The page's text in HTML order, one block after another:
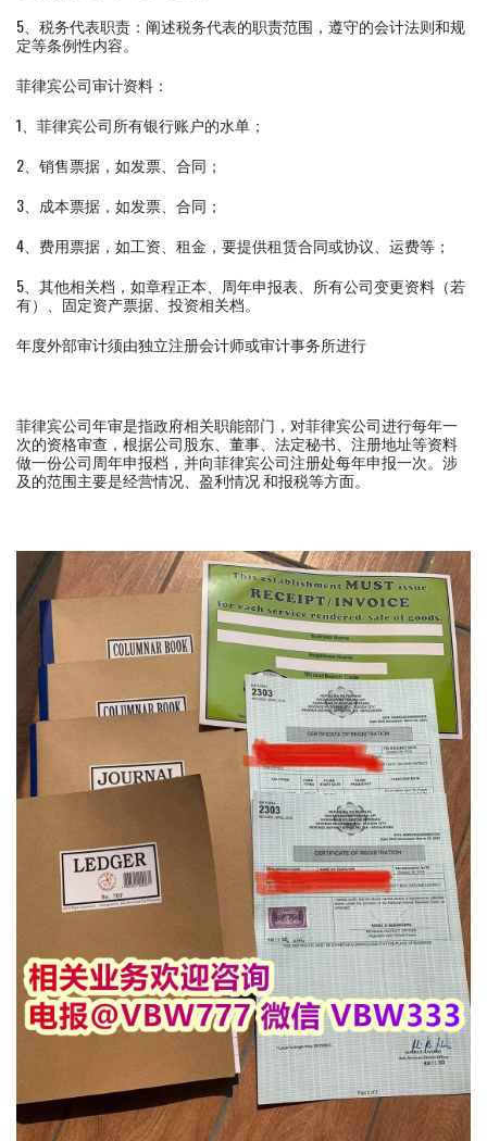
5、税务代表职责：阐述税务代表的职责范围，遵守的会计法则和规
定等条例性内容。
菲律宾公司审计资料：
1、菲律宾公司所有银行账户的水单；
2、销售票据，如发票、合同；
3、成本票据，如发票、合同；
4、费用票据，如工资、租金，要提供租赁合同或协议、运费等；
5、其他相关档，如章程正本、周年申报表、所有公司变更资料（若
有）、固定资产票据、投资相关档。
年度外部审计须由独立注册会计师或审计事务所进行
菲律宾公司年审是指政府相关职能部门，对菲律宾公司进行每年一
次的资格审查，根据公司股东、董事、法定秘书、注册地址等资料
做一份公司周年申报档，并向菲律宾公司注册处每年申报一次。涉
及的范围主要是经营情况、盈利情况 和报税等方面。